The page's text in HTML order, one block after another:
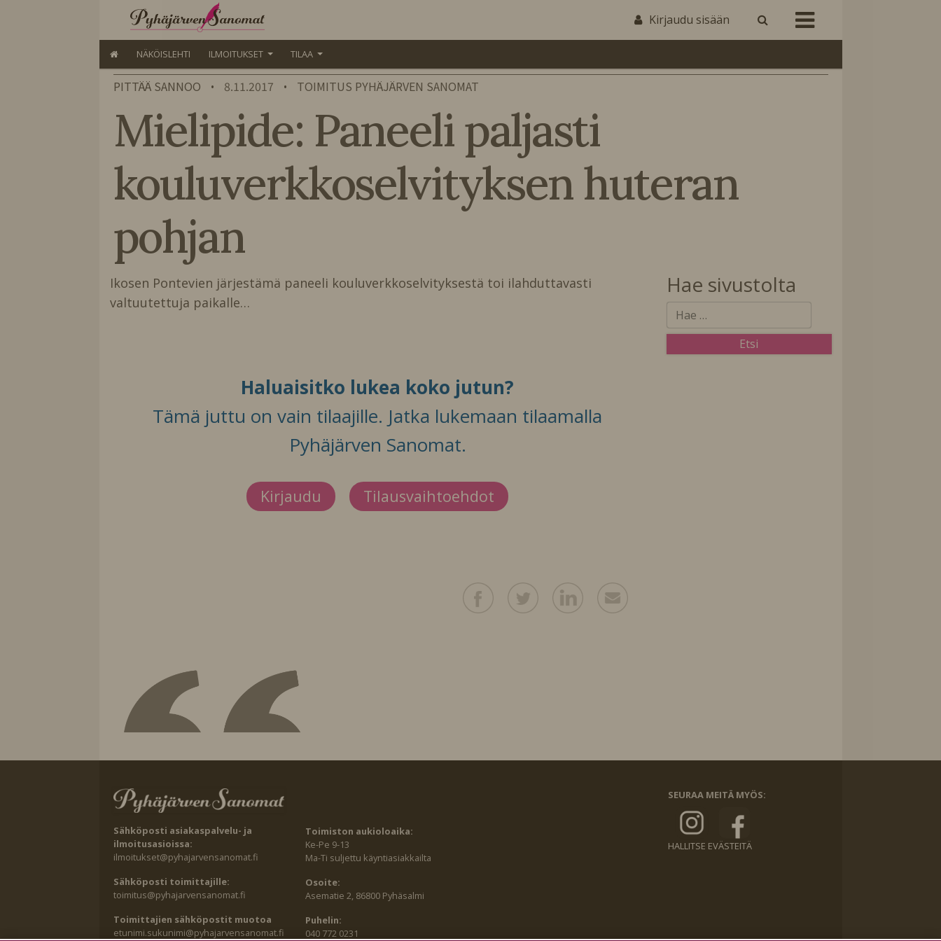
Kirjaudu sisään
NÄKÖISLEHTI ILMOITUKSET TILAA
PITTÄÄ SANNOO • 8.11.2017 • TOIMITUS PYHÄJÄRVEN SANOMAT
Mielipide: Paneeli paljasti
kouluverkkoselvityksen huteran
pohjan
Ikosen Pontevien järjestämä paneeli kouluverkkoselvityksestä toi ilahduttavasti
valtuutettuja paikalle…
Haluaisitko lukea koko jutun?
Tämä juttu on vain tilaajille. Jatka lukemaan tilaamalla
Pyhäjärven Sanomat.
Kirjaudu Tilausvaihtoehdot
Hae sivustolta
Sähköposti asiakaspalvelu- ja
ilmoitusasioissa:
ilmoitukset@pyhajarvensanomat.fi
Sähköposti toimittajille:
toimitus@pyhajarvensanomat.fi
Toimittajien sähköpostit muotoa
etunimi.sukunimi@pyhajarvensanomat.fi
Toimiston aukioloaika:
Ke-Pe 9-13
Ma-Ti suljettu käyntiasiakkailta
Osoite:
Asematie 2, 86800 Pyhäsalmi
Puhelin:
040 772 0231
SEURAA MEITÄ MYÖS:
HALLITSE EVÄSTEITÄ